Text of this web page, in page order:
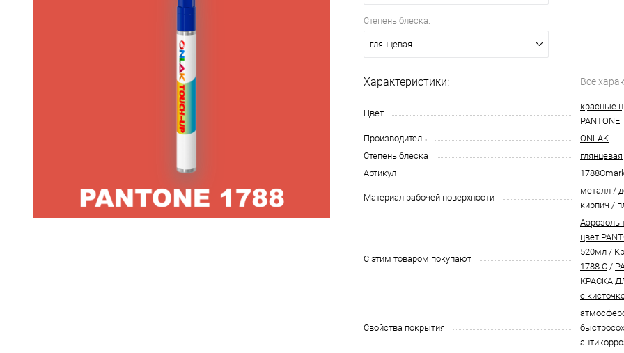
Степень блеска:
глянцевая
Характеристики: Все
Цвет
красные
PANTONE
Производитель
ONLAK
Степень блеска
глянцевая
Артикул
Материал рабочей поверхности
металл /
кирпич /
С этим товаром покупают
цвет
520мл /
1788 C /
КРАСКА
с
Свойства покрытия